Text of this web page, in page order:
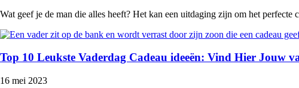
Wat geef je de man die alles heeft? Het kan een uitdaging zijn om het perfecte
Top 10 Leukste Vaderdag Cadeau ideeën: Vind Hier Jouw
16 mei 2023